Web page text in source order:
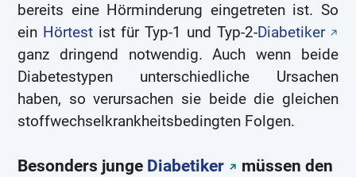
bereits eine Hörminderung eingetreten ist. So
ein Hörtest ist für Typ-1 und Typ-2-Diabetiker
ganz dringend notwendig. Auch wenn beide
Diabetestypen unterschiedliche Ursachen
haben, so verursachen sie beide die gleichen
stoffwechselkrankheitsbedingten Folgen.
Besonders junge Diabetiker
müssen den